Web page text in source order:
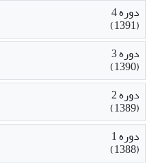
دوره 4
(1391)
دوره 3
(1390)
دوره 2
(1389)
دوره 1
(1388)